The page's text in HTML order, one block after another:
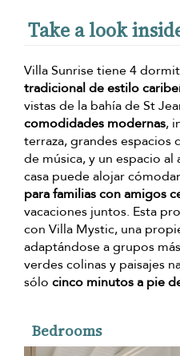
Take a look
Villa Sunrise tiene 4
tradicional de estilo
vistas de la bahía de St
comodidades modernas,
terraza, grandes espacios
de música, y un espacio
casa puede alojar
para familias con amigos
vacaciones juntos. Esta
con Villa Mystic, una
adaptándose a grupos
verdes colinas y paisajes
sólo cinco minutos a pie
Bedrooms